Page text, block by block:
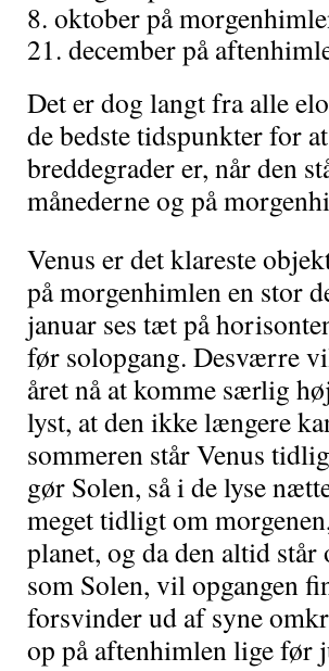
8. oktober på
21. december på
Det er dog langt fra alle
de bedste tidspunkter for
breddegrader er, når den
månederne og på
Venus er det klareste
på morgenhimlen en stor
januar ses tæt på
før solopgang. Desværre
året nå at komme særlig
lyst, at den ikke længere
sommeren står Venus
gør Solen, så i de lyse
meget tidligt om
planet, og da den altid
som Solen, vil opgangen
forsvinder ud af syne
op på aftenhimlen lige før